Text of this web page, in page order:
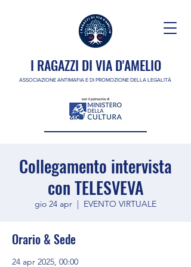
I RAGAZZI DI VIA D'AMELIO
ASSOCIAZIONE ANTIMAFIA E DI PROMOZIONE DELLA LEGALITÀ
Collegamento intervista
con TELESVEVA
gio 24 apr
  |
EVENTO VIRTUALE
Orario & Sede
24 apr 2025, 00:00